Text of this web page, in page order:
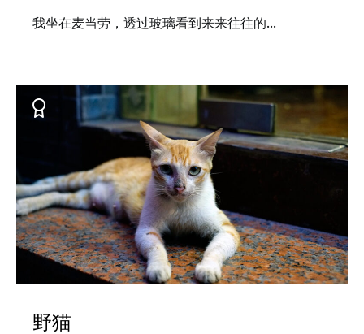
我坐在麦当劳，透过玻璃看到来来往往的…
野猫